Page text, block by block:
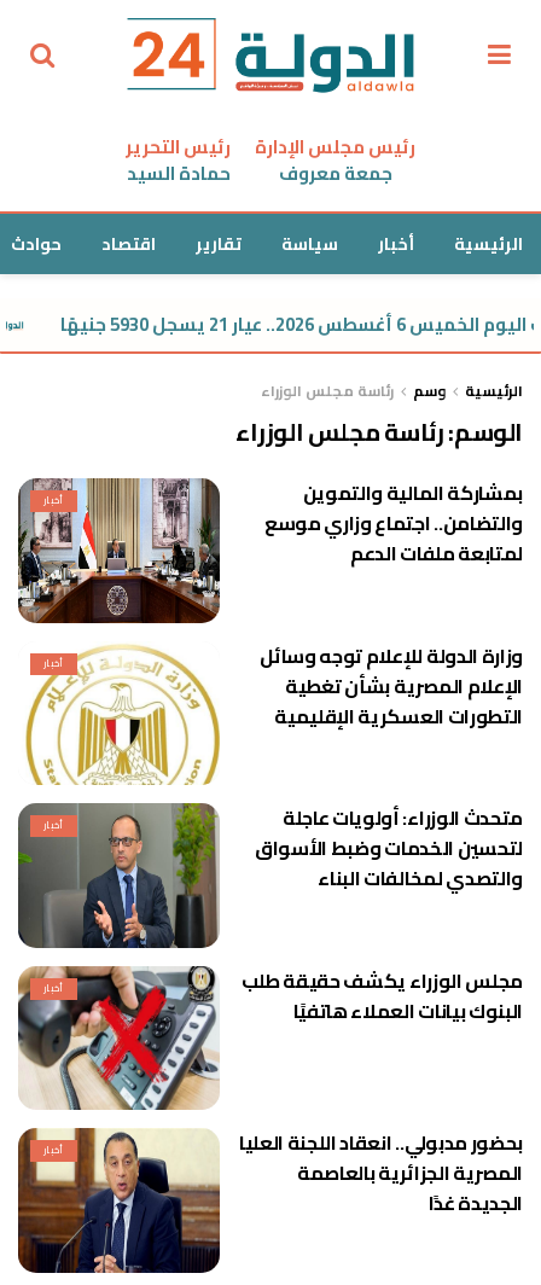
رئيس مجلس الإدارة
جمعة معروف
رئيس التحرير
حمادة السيد
الرئيسية أخبار سياسة تقارير اقتصاد حوادث
2026.. عيار 21 يسجل 5930 جنيهًا
الرئيسية وسم رئاسة مجلس الوزراء
الوسم:رئاسة مجلس الوزراء
أخبار
بمشاركة المالية والتموين
والتضامن.. اجتماع وزاري موسع
لمتابعة ملفات الدعم
أخبار
وزارة الدولة للإعلام توجه وسائل
الإعلام المصرية بشأن تغطية
التطورات العسكرية الإقليمية
أخبار
متحدث الوزراء: أولويات عاجلة
لتحسين الخدمات وضبط الأسواق
والتصدي لمخالفات البناء
أخبار
مجلس الوزراء يكشف حقيقة طلب
البنوك بيانات العملاء هاتفيًا
أخبار
بحضور مدبولي.. انعقاد اللجنة العليا
المصرية الجزائرية بالعاصمة
الجديدة غدًا